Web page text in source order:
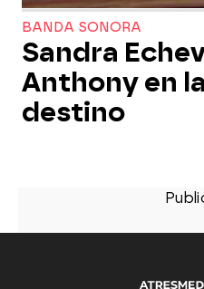
BANDA SONORA
Sandra
Anthony en
destino